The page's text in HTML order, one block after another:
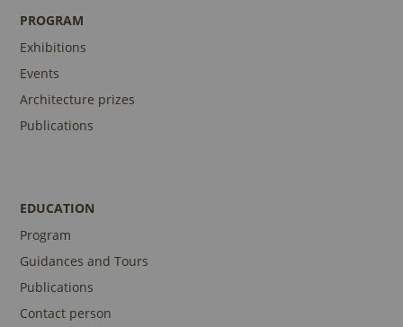
PROGRAM
Exhibitions
Events
Architecture prizes
Publications
EDUCATION
Program
Guidances and Tours
Publications
Contact person